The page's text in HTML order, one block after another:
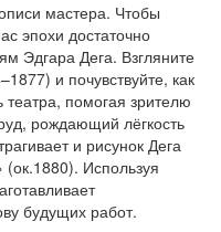
мастера. Чтобы
эпохи достаточно
Эдгара Дега. Взгляните
и почувствуйте, как
помогая зрителю
рождающий лёгкость
и рисунок Дега
Используя
будущих работ.